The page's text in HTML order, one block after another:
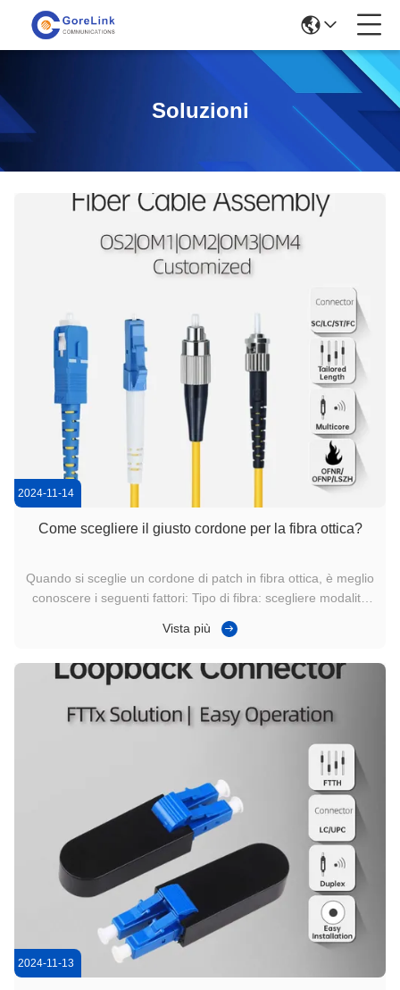
Soluzioni
2024-11-14
Come scegliere il giusto cordone per la fibra ottica?
Quando si sceglie un cordone di patch in fibra ottica, è meglio
conoscere i seguenti fattori: Tipo di fibra: scegliere modalità
brevi.- Sì. Tipo di connettore: Assicurarsi che i connettori del
Vista più
2024-11-13